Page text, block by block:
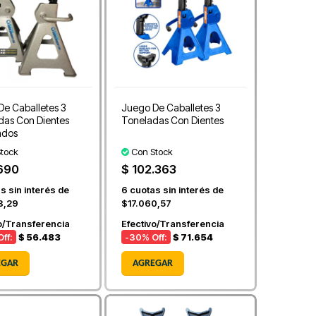
Caballetes 3
Con Dientes
sin interés de
Transferencia
$ 56.483
Juego De Caballetes 3
Toneladas Con Dientes
Con Stock
$ 102.363
6 cuotas sin interés de
$17.060,57
Efectivo/Transferencia
-30% Off: $ 71.654
AGREGAR